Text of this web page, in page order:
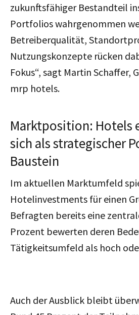
zukunftsfähiger Bestandteil
Portfolios wahrgenommen
Betreiberqualität,
Nutzungskonzepte rücken
Fokus“, sagt Martin Schaffer,
mrp hotels.
Marktposition: Hotels
sich als strategischer
Baustein
Im aktuellen Marktumfeld
Hotelinvestments für einen
Befragten bereits eine
Prozent bewerten deren
Tätigkeitsumfeld als hoch
Auch der Ausblick bleibt